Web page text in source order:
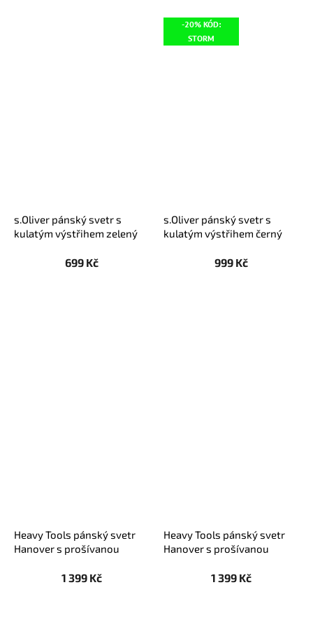
s.Oliver pánský svetr s
kulatým výstřihem zelený
699 Kč
-20% KÓD:
STORM
s.Oliver pánský svetr s
kulatým výstřihem černý
999 Kč
Heavy Tools pánský svetr
Hanover s prošívanou
1 399 Kč
Heavy Tools pánský svetr
Hanover s prošívanou
1 399 Kč